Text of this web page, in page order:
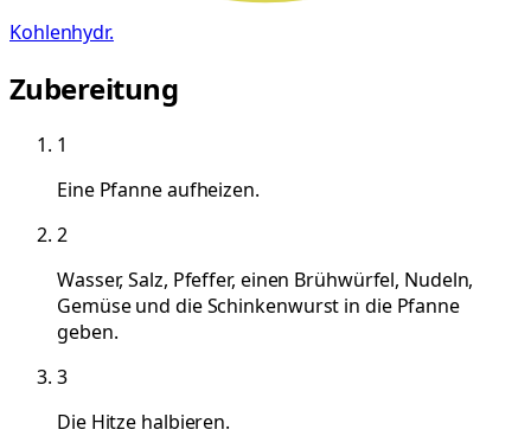
Kohlenhydr.
Zubereitung
1
Eine Pfanne aufheizen.
2
Wasser, Salz, Pfeffer, einen Brühwürfel, Nudeln,
Gemüse und die Schinkenwurst in die Pfanne
geben.
3
Die Hitze halbieren.